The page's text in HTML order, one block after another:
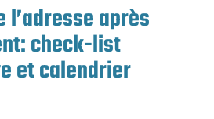
l’adresse après
check-list
et calendrier